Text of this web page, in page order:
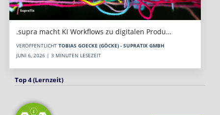
.supra macht KI Workflows zu digitalen Produ…
VERÖFFENTLICHT TOBIAS GOECKE (GÖCKE) - SUPRATIX GMBH
JUNI 6, 2026 | 3 MINUTEN LESEZEIT
Top 4 (Lernzeit)